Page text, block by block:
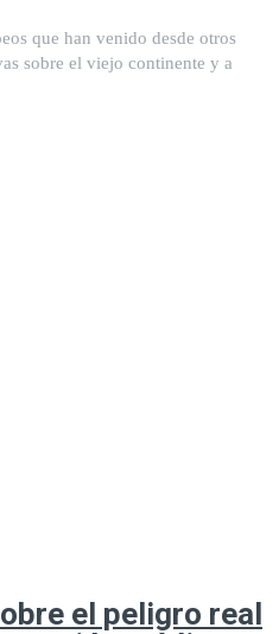
que han venido desde otros
sobre el viejo continente y a
el peligro real